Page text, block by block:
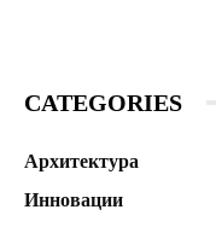
CATEGORIES
Архитектура
Инновации